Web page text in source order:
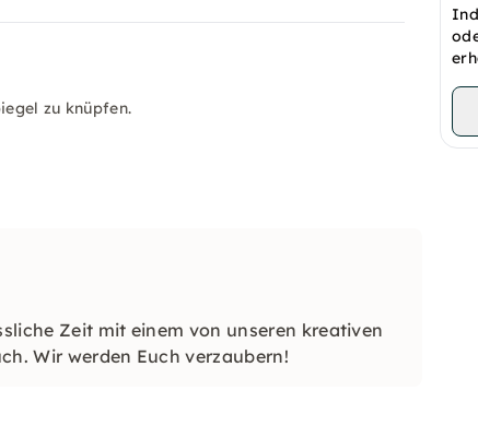
zu knüpfen.
Zeit mit einem von unseren kreativen
Wir werden Euch verzaubern!